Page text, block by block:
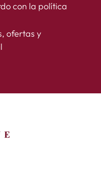
con la política
ofertas y